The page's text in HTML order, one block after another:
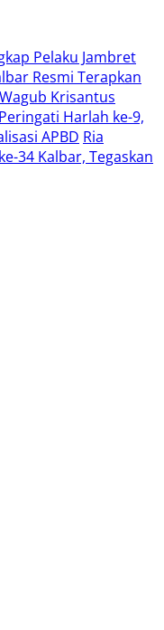
Pelaku Jambret
Resmi Terapkan
Wagub Krisantus
Peringati Harlah ke-9,
APBD Ria
34 Kalbar, Tegaskan